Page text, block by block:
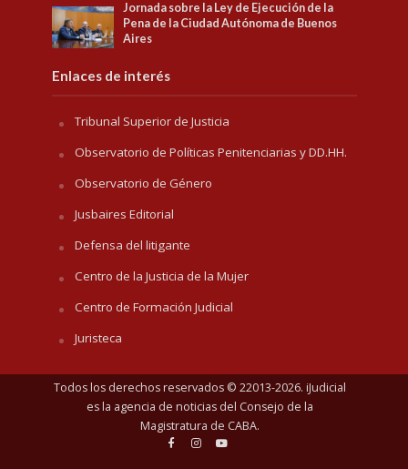
Jornada sobre la Ley de Ejecución de la
Pena de la Ciudad Autónoma de Buenos
Aires
Enlaces de interés
Tribunal Superior de Justicia
Observatorio de Políticas Penitenciarias y DD.HH.
Observatorio de Género
Jusbaires Editorial
Defensa del litigante
Centro de la Justicia de la Mujer
Centro de Formación Judicial
Juristeca
Todos los derechos reservados © 22013-2026. iJudicial
es la agencia de noticias del Consejo de la
Magistratura de CABA.